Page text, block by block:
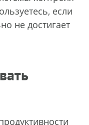
если
не достигает